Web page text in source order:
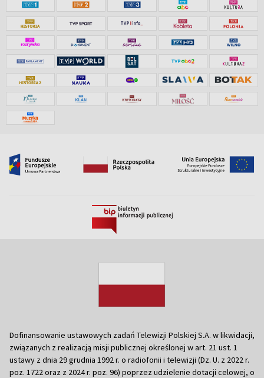
Dofinansowanie ustawowych zadań Telewizji Polskiej S.A. w likwidacji,
związanych z realizacją misji publicznej określonej w art. 21 ust. 1
ustawy z dnia 29 grudnia 1992 r. o radiofonii i telewizji (Dz. U. z 2022 r.
poz. 1722 oraz z 2024 r. poz. 96) poprzez udzielenie dotacji celowej, o